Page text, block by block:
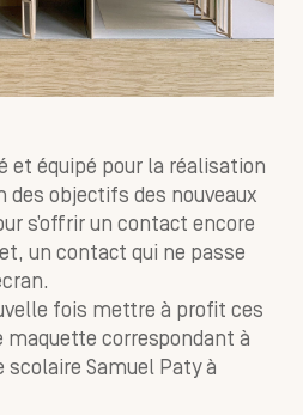
et équipé pour la réalisation
des objectifs des nouveaux
s’offrir un contact encore
un contact qui ne passe
fois mettre à profit ces
maquette correspondant à
scolaire Samuel Paty à